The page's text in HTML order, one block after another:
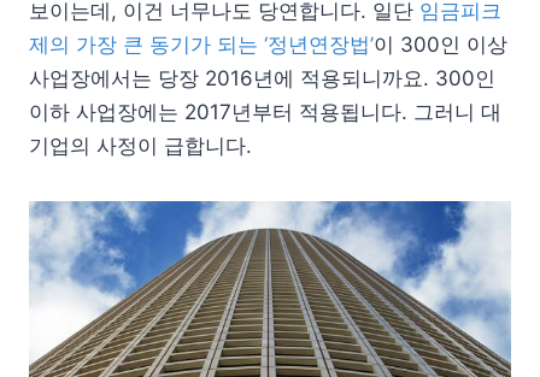
보이는데, 이건 너무나도 당연합니다. 일단 임금피크
제의 가장 큰 동기가 되는 ‘정년연장법’이 300인 이상
사업장에서는 당장 2016년에 적용되니까요. 300인
이하 사업장에는 2017년부터 적용됩니다. 그러니 대
기업의 사정이 급합니다.